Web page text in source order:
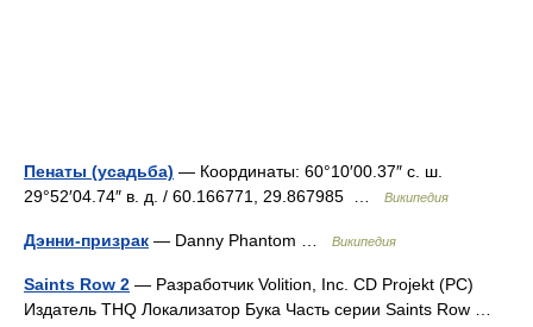
Пенаты (усадьба) — Координаты: 60°10′00.37″ с. ш.
29°52′04.74″ в. д. / 60.166771, 29.867985 …
Википедия
Дэнни-призрак — Danny Phantom … Википедия
Saints Row 2 — Разработчик Volition, Inc. CD Projekt (PC)
Издатель THQ Локализатор Бука Часть серии Saints Row …